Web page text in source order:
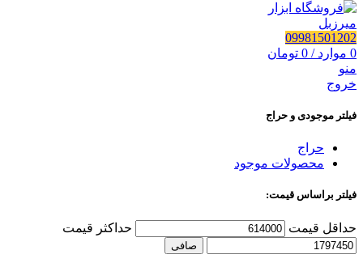
09981501202
0 موارد /
0 تومان
منو
خروج
فیلتر موجودی و حراج
حراج
محصولات موجود
فیلتر براساس قیمت:
حداقل قیمت حداكثر قيمت
صافی